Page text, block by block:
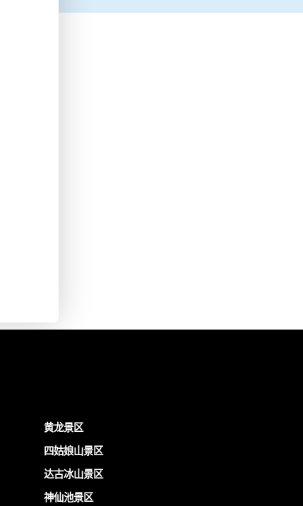
黄龙景区
四姑娘山景区
达古冰山景区
神仙池景区